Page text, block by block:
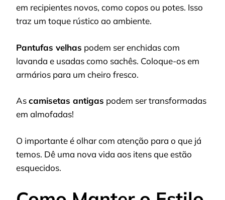
em recipientes novos, como copos ou potes. Isso
traz um toque rústico ao ambiente.
Pantufas velhas podem ser enchidas com
lavanda e usadas como sachês. Coloque-os em
armários para um cheiro fresco.
Ascamisetas antigas podem ser transformadas
em almofadas!
O importante é olhar com atenção para o que já
temos. Dê uma nova vida aos itens que estão
esquecidos.